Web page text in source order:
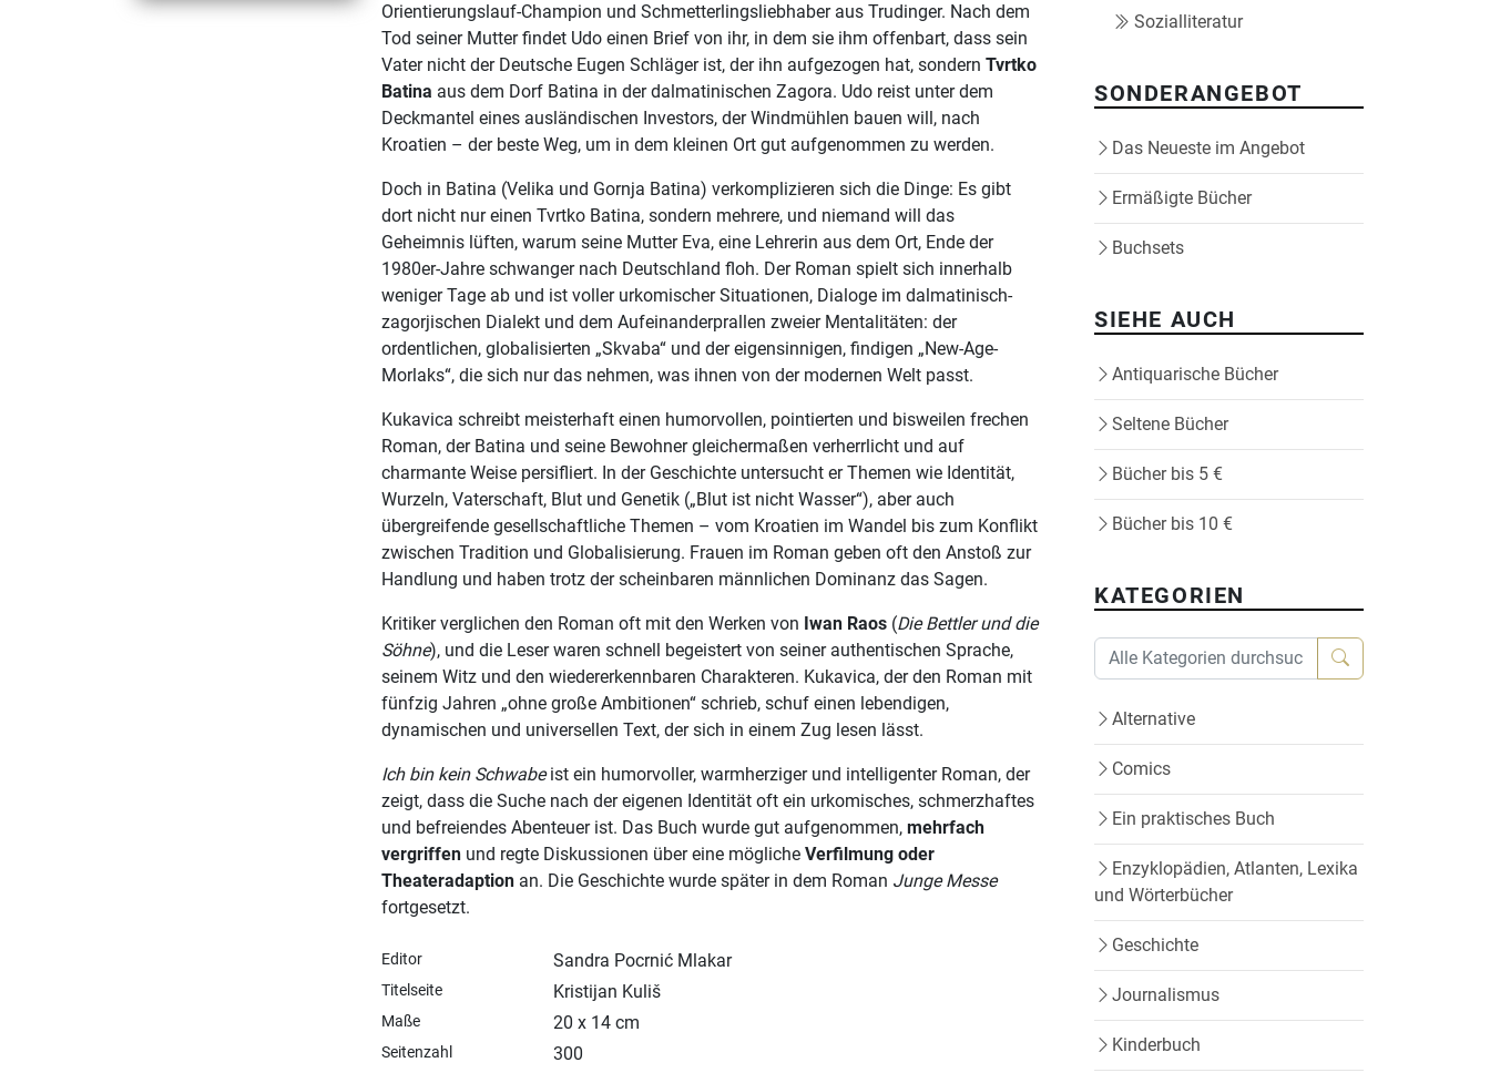
Orientierungslauf-Champion und Schmetterlingsliebhaber aus Trudinger. Nach dem
Tod seiner Mutter findet Udo einen Brief von ihr, in dem sie ihm offenbart, dass sein
Vater nicht der Deutsche Eugen Schläger ist, der ihn aufgezogen hat, sondernTvrtko
Batina aus dem Dorf Batina in der dalmatinischen Zagora. Udo reist unter dem
Deckmantel eines ausländischen Investors, der Windmühlen bauen will, nach
Kroatien – der beste Weg, um in dem kleinen Ort gut aufgenommen zu werden.
Doch in Batina (Velika und Gornja Batina) verkomplizieren sich die Dinge: Es gibt
dort nicht nur einen Tvrtko Batina, sondern mehrere, und niemand will das
Geheimnis lüften, warum seine Mutter Eva, eine Lehrerin aus dem Ort, Ende der
1980er-Jahre schwanger nach Deutschland floh. Der Roman spielt sich innerhalb
weniger Tage ab und ist voller urkomischer Situationen, Dialoge im dalmatinisch-
zagorjischen Dialekt und dem Aufeinanderprallen zweier Mentalitäten: der
ordentlichen, globalisierten „Skvaba“ und der eigensinnigen, findigen „New-Age-
Morlaks“, die sich nur das nehmen, was ihnen von der modernen Welt passt.
Kukavica schreibt meisterhaft einen humorvollen, pointierten und bisweilen frechen
Roman, der Batina und seine Bewohner gleichermaßen verherrlicht und auf
charmante Weise persifliert. In der Geschichte untersucht er Themen wie Identität,
Wurzeln, Vaterschaft, Blut und Genetik („Blut ist nicht Wasser“), aber auch
übergreifende gesellschaftliche Themen – vom Kroatien im Wandel bis zum Konflikt
zwischen Tradition und Globalisierung. Frauen im Roman geben oft den Anstoß zur
Handlung und haben trotz der scheinbaren männlichen Dominanz das Sagen.
Kritiker verglichen den Roman oft mit den Werken von Iwan Raos (Die Bettler und die
Söhne), und die Leser waren schnell begeistert von seiner authentischen Sprache,
seinem Witz und den wiedererkennbaren Charakteren. Kukavica, der den Roman mit
fünfzig Jahren „ohne große Ambitionen“ schrieb, schuf einen lebendigen,
dynamischen und universellen Text, der sich in einem Zug lesen lässt.
Ich bin kein Schwabeist ein humorvoller, warmherziger und intelligenter Roman, der
zeigt, dass die Suche nach der eigenen Identität oft ein urkomisches, schmerzhaftes
und befreiendes Abenteuer ist. Das Buch wurde gut aufgenommen,mehrfach
vergriffen und regte Diskussionen über eine möglicheVerfilmung oder
Theateradaption an. Die Geschichte wurde später in dem Roman Junge Messe
fortgesetzt.
Editor Sandra Pocrnić Mlakar
Titelseite Kristijan Kuliš
Maße 20 x 14 cm
Seitenzahl 300
Sozialliteratur
SONDERANGEBOT
Das Neueste im Angebot
Ermäßigte Bücher
Buchsets
SIEHE AUCH
Antiquarische Bücher
Seltene Bücher
Bücher bis 5 €
Bücher bis 10 €
KATEGORIEN
Alternative
Comics
Ein praktisches Buch
Enzyklopädien, Atlanten, Lexika
und Wörterbücher
Geschichte
Journalismus
Kinderbuch